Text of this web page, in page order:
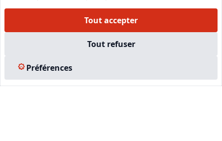
Tout accepter
Tout refuser
Préférences
Nous rejoindre
Partenaires